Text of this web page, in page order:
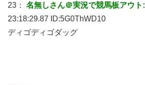
23： 名無しさん＠実況で競馬板アウト:
23:18:29.87 ID:5G0ThWD10
ディゴディゴダッグ